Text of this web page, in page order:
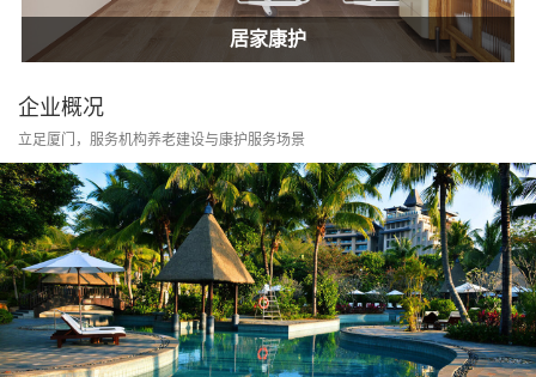
居家康护
家庭护士
居家康护
企业概况
立足厦门，服务机构养老建设与康护服务场景